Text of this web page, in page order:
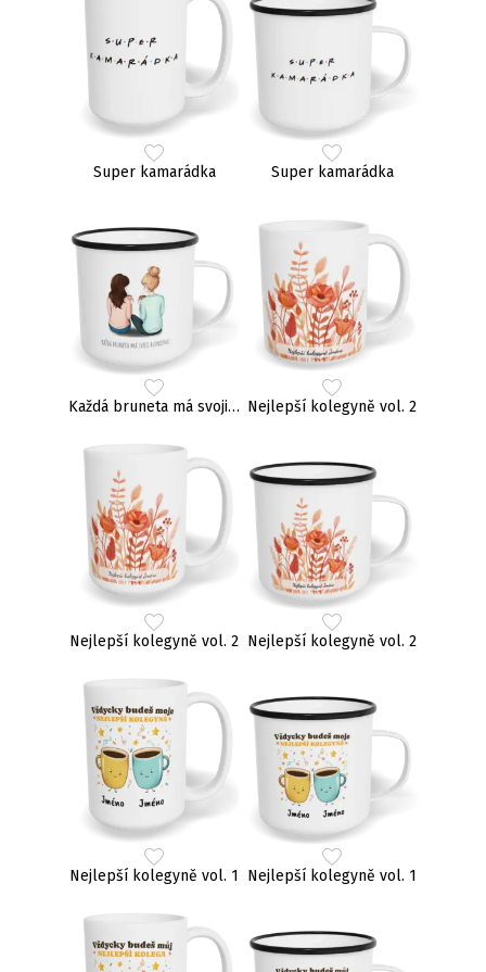
Super kamarádka Super kamarádka
Každá bruneta má svoji blondýnu Nejlepší kolegyně vol. 2
Nejlepší kolegyně vol. 2 Nejlepší kolegyně vol. 2
Nejlepší kolegyně vol. 1 Nejlepší kolegyně vol. 1